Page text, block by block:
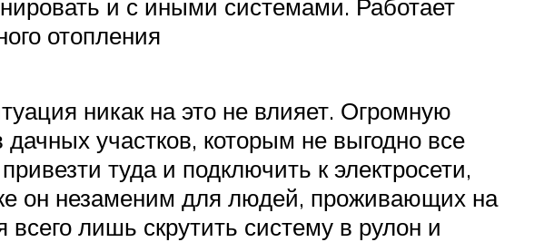
и с иными системами. Работает
отопления
никак на это не влияет. Огромную
участков, которым не выгодно все
туда и подключить к электросети,
он незаменим для людей, проживающих на
лишь скрутить систему в рулон и